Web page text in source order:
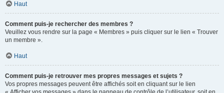
Haut
Comment puis-je rechercher des membres ?
Veuillez vous rendre sur la page « Membres » puis cliquer sur le lien « Trouver
un membre ».
Haut
Comment puis-je retrouver mes propres messages et sujets ?
Vos propres messages peuvent être affichés soit en cliquant sur le lien